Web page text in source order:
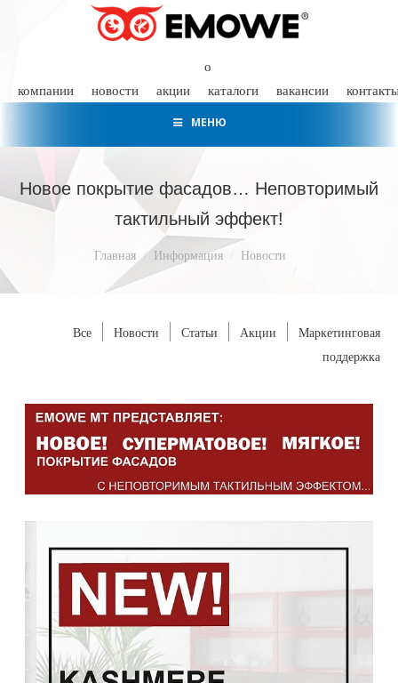
о
компании
новости акции каталоги вакансии
МЕНЮ
Новое покрытие фасадов… Неповторимый
тактильный эффект!
Главная Информация Новости
Все Новости Статьи Акции
Маркетинговая
поддержка